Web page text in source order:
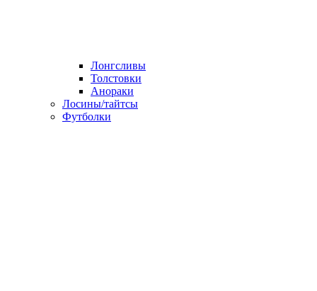
Лонгсливы
Толстовки
Анораки
Лосины/тайтсы
Футболки